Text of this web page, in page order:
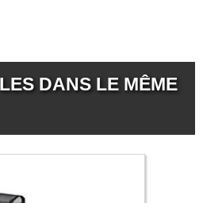
DANS LE MÊME